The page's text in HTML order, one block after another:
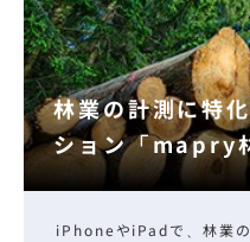
林業の計測に特
ション「mapry
iPhoneやiPadで、林業